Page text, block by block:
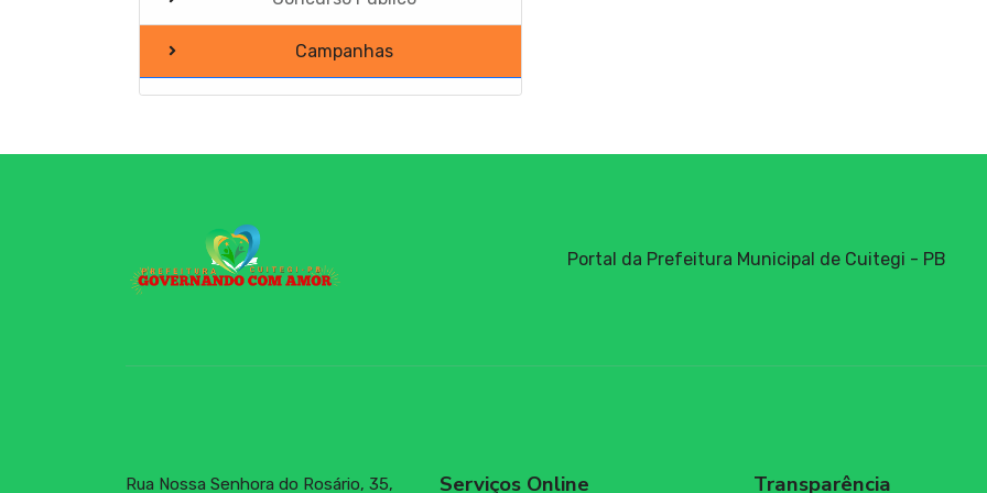
Campanhas
Portal do Contribuinte
Horários Funcionários
Manuais
Concurso Público
Portal da Prefeitura Municipal de Cuitegi - PB
Rua Nossa Senhora do Rosário, 35,
Serviços Online Transparência